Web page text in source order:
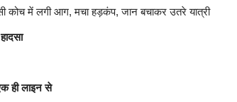
कोच में लगी आग, मचा हड़कंप, जान बचाकर उतरे यात्री
ही लाइन से